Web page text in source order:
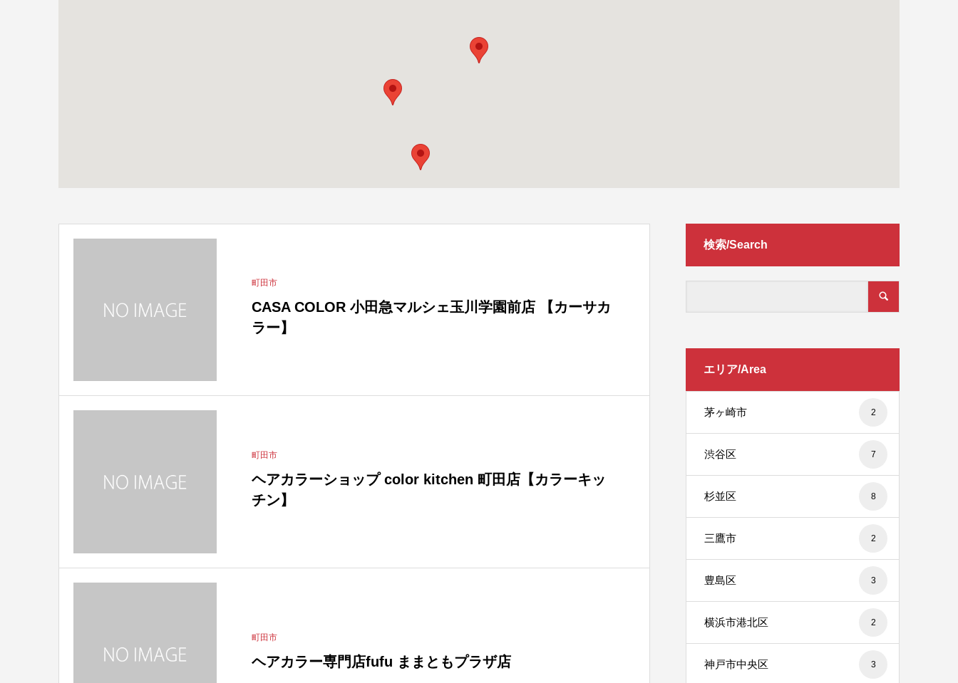
町田市
CASA COLOR 小田急マルシェ玉川学園前店 【カーサカ
ラー】
町田市
ヘアカラーショップ color kitchen 町田店【カラーキッ
チン】
町田市
ヘアカラー専門店fufu ままともプラザ店
検索/Search
エリア/Area
茅ヶ崎市 2
渋谷区 7
杉並区 8
三鷹市 2
豊島区 3
横浜市港北区 2
神戸市中央区 3